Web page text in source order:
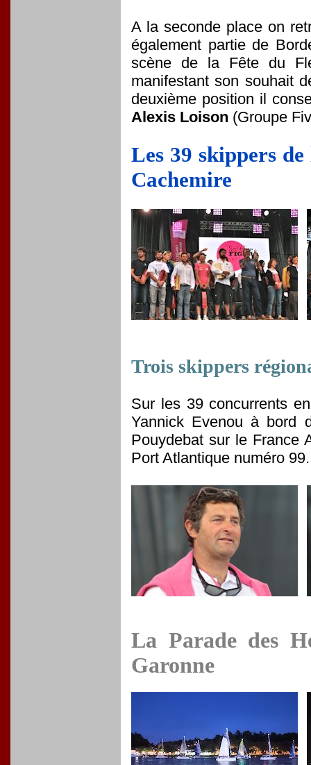
A la seconde place on
également partie de
scène de la Fête du
manifestant son souhait
deuxième position il
Alexis Loison (Groupe
Les 39 skippers
Cachemire
Trois skippers
Sur les 39 concurrents
Yannick Evenou à bord
Pouydebat sur le France
Port Atlantique numéro 99.
La Parade des
Garonne